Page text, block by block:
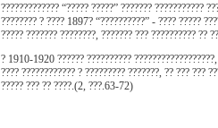
????????????? “????? ?????” ??????? ???????????
???????? ? ???? 1897? “??????????” - ???? ?????
????? ??????? ????????, ??????? ??? ?????????? ??
? 1910-1920 ?????? ??????????
???? ???????????? ? ????????? ???????, ?? ??? ???
????? ??? ?? ????.(2, ???.63-72)